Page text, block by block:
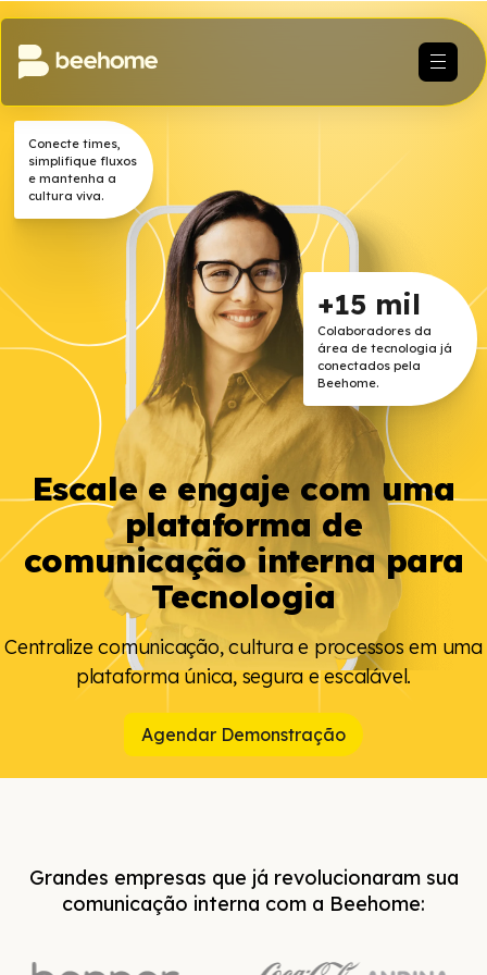
Conecte times,
simplifique fluxos
e mantenha a
+15
Beehome.
Escale e engaje com uma
plataforma de
comunicação interna para
Tecnologia
Centralize comunicação, cultura e processos em uma
plataforma única, segura e escalável.
Agendar Demonstração
Grandes empresas que já revolucionaram sua
comunicação interna com a Beehome: